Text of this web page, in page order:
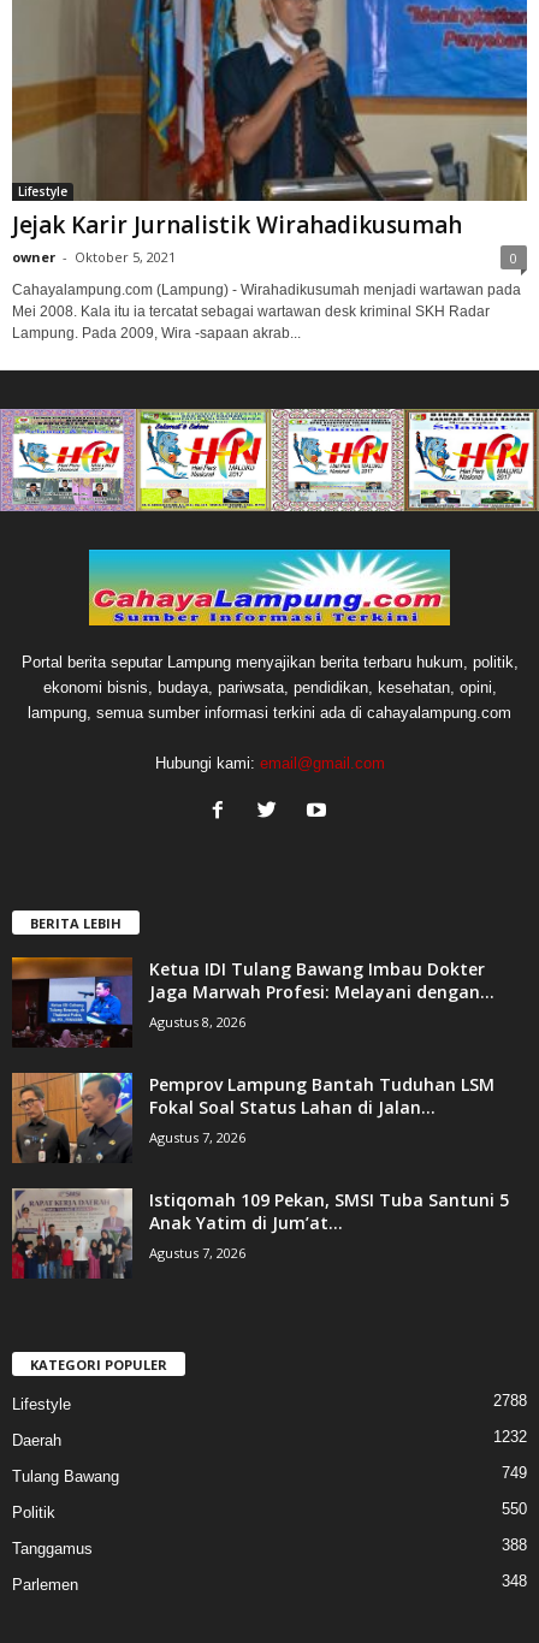
Lifestyle
Jejak Karir Jurnalistik Wirahadikusumah
owner - Oktober 5, 2021 0
Cahayalampung.com (Lampung) - Wirahadikusumah menjadi wartawan pada
Mei 2008. Kala itu ia tercatat sebagai wartawan desk kriminal SKH Radar
Lampung. Pada 2009, Wira -sapaan akrab...
Portal berita seputar Lampung menyajikan berita terbaru hukum, politik,
ekonomi bisnis, budaya, pariwsata, pendidikan, kesehatan, opini,
lampung, semua sumber informasi terkini ada di cahayalampung.com
Hubungi kami: email@gmail.com
BERITA LEBIH
Ketua IDI Tulang Bawang Imbau Dokter
Jaga Marwah Profesi: Melayani dengan...
Agustus 8, 2026
Pemprov Lampung Bantah Tuduhan LSM
Fokal Soal Status Lahan di Jalan...
Agustus 7, 2026
Istiqomah 109 Pekan, SMSI Tuba Santuni 5
Anak Yatim di Jum’at...
Agustus 7, 2026
KATEGORI POPULER
Lifestyle 2788
Daerah 1232
Tulang Bawang 749
Politik 550
Tanggamus 388
Parlemen 348